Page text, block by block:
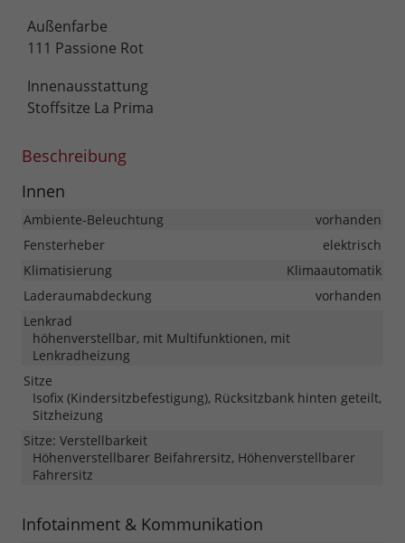
Außenfarbe
111 Passione Rot
Innenausstattung
Stoffsitze La Prima
Beschreibung
Innen
Ambiente-Beleuchtung
vorhanden
Fensterheber
elektrisch
Klimatisierung
Klimaautomatik
Laderaumabdeckung
vorhanden
Lenkrad
höhenverstellbar, mit Multifunktionen, mit
Lenkradheizung
Sitze
Isofix (Kindersitzbefestigung), Rücksitzbank hinten geteilt,
Sitzheizung
Sitze: Verstellbarkeit
Höhenverstellbarer Beifahrersitz, Höhenverstellbarer
Fahrersitz
Infotainment & Kommunikation